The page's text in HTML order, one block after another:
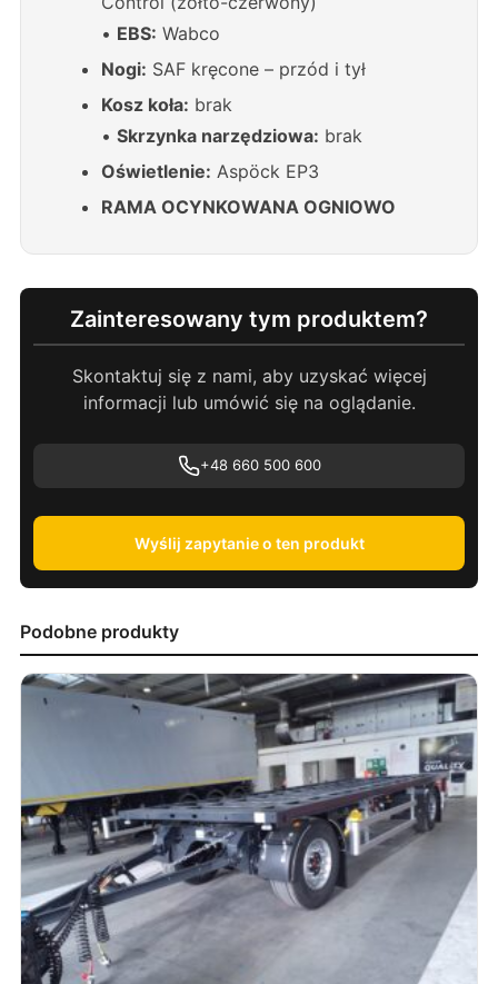
• EBS: Wabco
Nogi: SAF kręcone – przód i tył
Kosz koła: brak
• Skrzynka narzędziowa: brak
Oświetlenie: Aspöck EP3
RAMA OCYNKOWANA OGNIOWO
Zainteresowany tym produktem?
Skontaktuj się z nami, aby uzyskać więcej
informacji lub umówić się na oglądanie.
+48 660 500 600
Wyślij zapytanie o ten produkt
Podobne produkty